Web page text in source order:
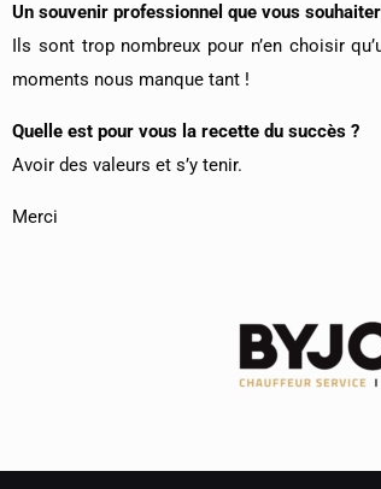
Un souvenir professionnel que vous
Ils sont trop nombreux pour n’en choisir
moments nous manque tant !
Quelle est pour vous la recette du succès ?
Avoir des valeurs et s’y tenir.
Merci